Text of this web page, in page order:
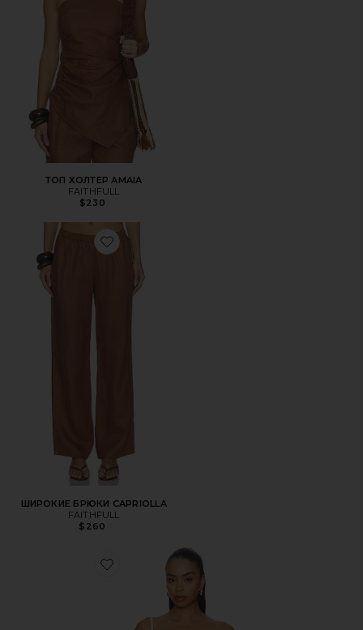
ТОП ХОЛТЕР AMAIA
FAITHFULL
$230
Favorite ШИРОКИЕ БРЮКИ CAPRIOLLA
ШИРОКИЕ БРЮКИ CAPRIOLLA
FAITHFULL
$260
Favorite ТОП AVIANA